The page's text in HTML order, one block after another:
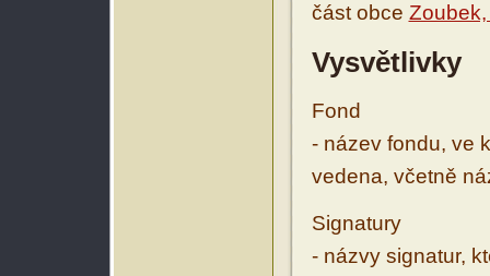
část obce
Vysvětlivky
Fond
- název fondu, ve
vedena, včetně
Signatury
- názvy signatur,